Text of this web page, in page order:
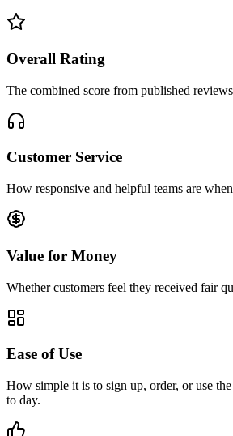
Overall Rating
The combined score from published
Customer Service
How responsive and helpful teams are when
Value for Money
Whether customers feel they received fair
Ease of Use
How simple it is to sign up, order, or use
to day.